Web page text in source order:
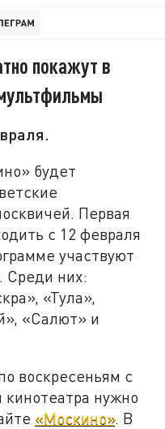
покажут в
будет
Первая
с 12 февраля
участвуют
Среди них:
«Тула»,
«Салют» и
воскресеньям с
нужно
«Москино». В